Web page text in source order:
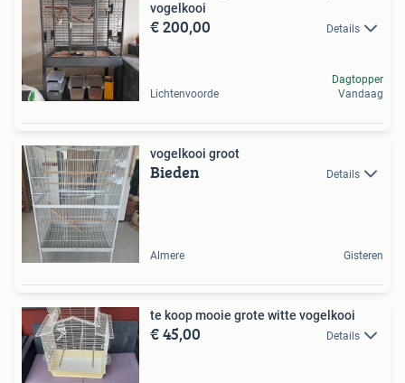
vogelkooi
€ 200,00 Details
Lichtenvoorde
Dagtopper
Vandaag
vogelkooi groot
Bieden Details
Almere Gisteren
te koop mooie grote witte vogelkooi
€ 45,00 Details